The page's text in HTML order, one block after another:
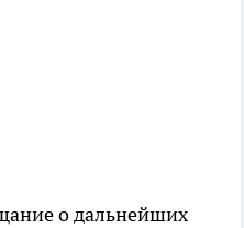
о дальнейших